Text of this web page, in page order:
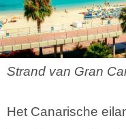
Strand van Gran
Het Canarische